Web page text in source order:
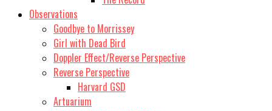
Observations
Goodbye to Morrissey
Girl with Dead Bird
Doppler Effect/Reverse Perspective
Reverse Perspective
Harvard GSD
Artuarium